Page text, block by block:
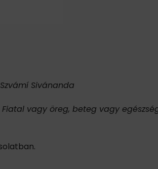
Sivánanda
vagy öreg, beteg vagy